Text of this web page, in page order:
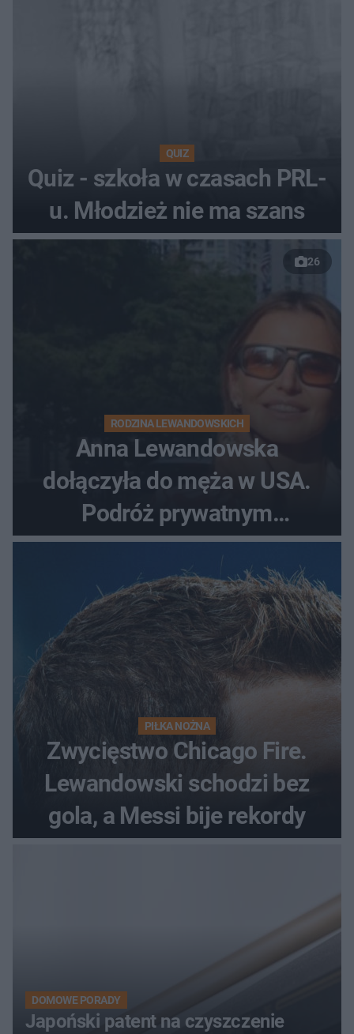
QUIZ
Quiz - szkoła w czasach PRL-
u. Młodzież nie ma szans
26
RODZINA LEWANDOWSKICH
Anna Lewandowska
dołączyła do męża w USA.
Podróż prywatnym
odrzutowcem to dopiero
początek!
PIŁKA NOŻNA
Zwycięstwo Chicago Fire.
Lewandowski schodzi bez
gola, a Messi bije rekordy
DOMOWE PORADY
Japoński patent na czyszczenie